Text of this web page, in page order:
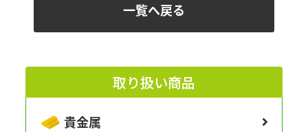
一覧へ戻る
取り扱い商品
貴金属